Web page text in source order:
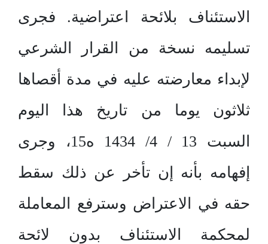
الاستئناف بلائحة اعتراضية. فجرى
تسليمه نسخة من القرار الشرعي
لإبداء معارضته عليه في مدة أقصاها
ثلاثون يوما من تاريخ هذا اليوم
السبت 13 / 4/ 1434 ه15، وجرى
إفهامه بأنه إن تأخر عن ذلك سقط
حقه في الاعتراض وسترفع المعاملة
لمحكمة الاستئناف بدون لائحة